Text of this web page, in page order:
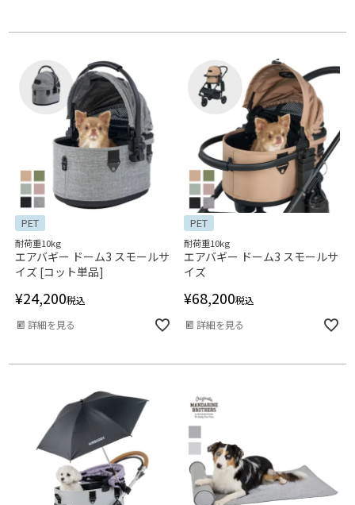
PET
耐荷重10kg
エアバギー ドーム3 スモールサ
イズ [コット単品]
¥24,200税込
詳細を見る
PET
耐荷重10kg
エアバギー ドーム3 スモールサ
イズ
¥68,200税込
詳細を見る